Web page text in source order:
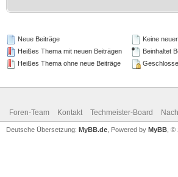
Neue Beiträge
Heißes Thema mit neuen Beiträgen
Heißes Thema ohne neue Beiträge
Keine
Beinhaltet
Foren-Team Kontakt Techmeister-Board
Deutsche Übersetzung: MyBB.de , Powered by MyBB ,